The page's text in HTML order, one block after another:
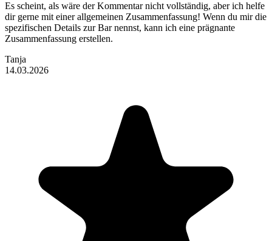
Es scheint, als wäre der Kommentar nicht vollständig, aber ich helfe
dir gerne mit einer allgemeinen Zusammenfassung! Wenn du mir die
spezifischen Details zur Bar nennst, kann ich eine prägnante
Zusammenfassung erstellen.
Tanja
14.03.2026